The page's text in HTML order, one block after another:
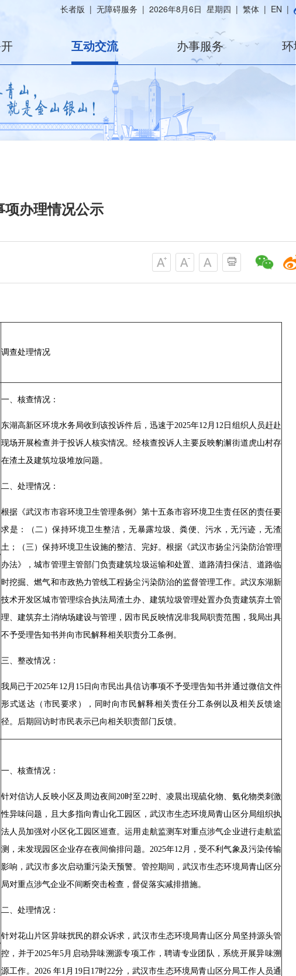
长者版 | 无障碍服务 | 2026年8月6日 星期四 | 繁体 | EN |
互动交流 办事服务
办理情况公示
调查处理情况
一、核查情况：
东湖高新区环境水务局收到该投诉件后，迅速于2025年12月12日组织人员赶赴
现场开展检查并于投诉人核实情况。经核查投诉人主要反映豹澥街道虎山村存
在渣土及建筑垃圾堆放问题。
二、处理情况：
根据《武汉市市容环境卫生管理条例》第十五条市容环境卫生责任区的责任要
求是：（二）保持环境卫生整洁，无暴露垃圾、粪便、污水，无污迹，无渣
土；（三）保持环境卫生设施的整洁、完好。根据《武汉市扬尘污染防治管理
办法》，城市管理主管部门负责建筑垃圾运输和处置、道路清扫保洁、道路临
时挖掘、燃气和市政热力管线工程扬尘污染防治的监督管理工作。武汉东湖新
技术开发区城市管理综合执法局渣土办、建筑垃圾管理处置办负责建筑弃土管
理、建筑弃土消纳场建设与管理，因市民反映情况非我局职责范围，我局出具
不予受理告知书并向市民解释相关职责分工条例。
三、整改情况：
我局已于2025年12月15日向市民出具信访事项不予受理告知书并通过微信文件
形式送达（市民要求），同时向市民解释相关责任分工条例以及相关反馈途
径。后期回访时市民表示已向相关职责部门反馈。
一、核查情况：
针对信访人反映小区及周边夜间20时至22时、凌晨出现硫化物、氨化物类刺激
性异味问题，且大多指向青山化工园区，武汉市生态环境局青山区分局组织执
法人员加强对小区化工园区巡查。运用走航监测车对重点涉气企业进行走航监
测，未发现园区企业存在夜间偷排问题。2025年12月，受不利气象及污染传输
影响，武汉市多次启动重污染天预警。管控期间，武汉市生态环境局青山区分
局对重点涉气企业不间断突击检查，督促落实减排措施。
二、处理情况：
针对花山片区异味扰民的群众诉求，武汉市生态环境局青山区分局坚持源头管
控，并于2025年5月启动异味溯源专项工作，聘请专业团队，系统开展异味溯
源工作。2026 年1月19日17时22分，武汉市生态环境局青山区分局工作人员通